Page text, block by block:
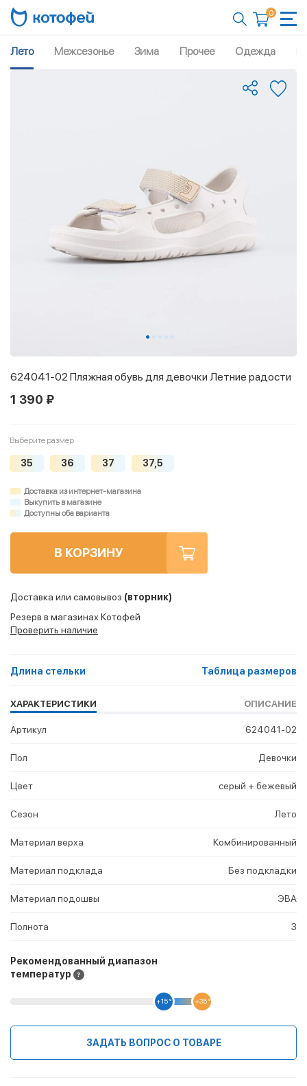
0
Лето Межсезонье Зима Прочее Одежда
624041-02 Пляжная обувь для девочки Летние радости
1 390 ₽
Выберите размер
35 36 37 37,5
Доставка из интернет-магазина
Выкупить в магазине
Доступны оба варианта
В КОРЗИНУ
Доставка или самовывоз (вторник)
Резерв в магазинах Котофей
Проверить наличие
Длина стельки Таблица размеров
ХАРАКТЕРИСТИКИ ОПИСАНИЕ
Артикул 624041-02
Пол Девочки
Цвет серый + бежевый
Сезон Лето
Материал верха Комбинированный
Материал подклада Без подкладки
Материал подошвы ЭВА
Полнота 3
Рекомендованный диапазон
температур
+15 ° +35 °
ЗАДАТЬ ВОПРОС О ТОВАРЕ